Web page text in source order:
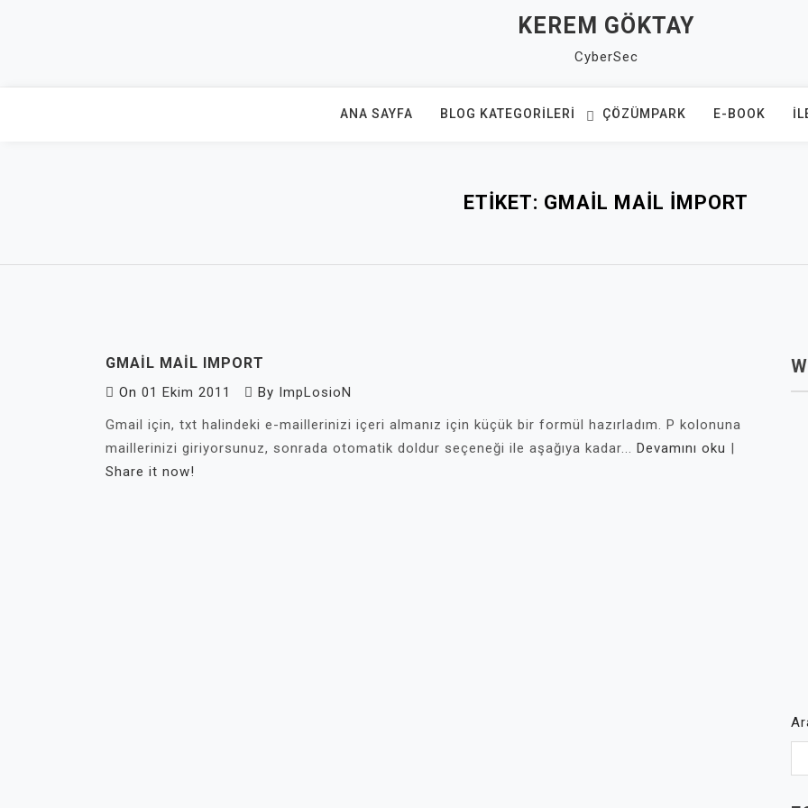
KEREM GÖKTAY
CyberSec
ANA SAYFA BLOG KATEGORILERI ÇÖZÜMPARK E-BOOK
ETIKET: GMAIL MAIL IMPORT
GMAIL MAIL IMPORT
On 01 Ekim 2011 By ImpLosioN
Gmail için, txt halindeki e-maillerinizi içeri almanız için küçük bir formül hazırladım. P kolonuna
maillerinizi giriyorsunuz, sonrada otomatik doldur seçeneği ile aşağıya kadar... Devamını oku |
Share it now!